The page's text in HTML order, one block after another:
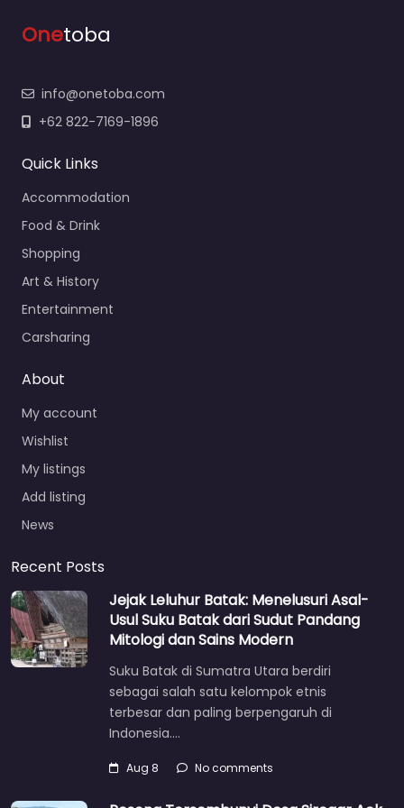
Onetoba
info@onetoba.com
+62 822-7169-1896
Quick Links
Accommodation
Food & Drink
Shopping
Art & History
Entertainment
Carsharing
About
My account
Wishlist
My listings
Add listing
News
Recent Posts
Jejak Leluhur Batak: Menelusuri Asal-
Usul Suku Batak dari Sudut Pandang
Mitologi dan Sains Modern
Suku Batak di Sumatra Utara berdiri
sebagai salah satu kelompok etnis
terbesar dan paling berpengaruh di
Indonesia.…
Aug 8 No comments